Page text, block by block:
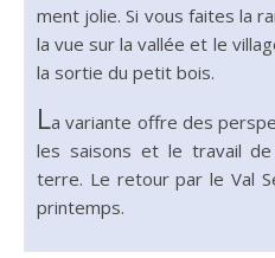
ment jolie. Si vous faites la
la vue sur la val­lée et le
la sor­tie du petit bois.
La vari­ante offre des
les saisons et le tra­vail
terre. Le retour par le Val
print­emps.